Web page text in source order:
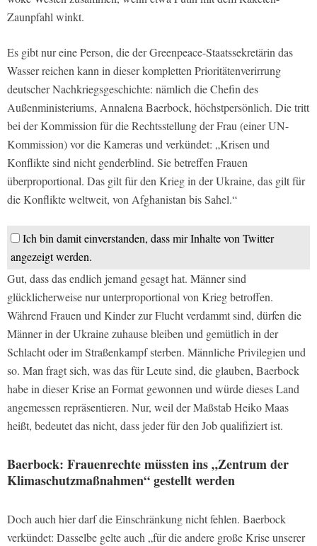
Zaunpfahl winkt.
Es gibt nur eine Person, die der Greenpeace-Staatssekretärin das
Wasser reichen kann in dieser kompletten Prioritätenverirrung
deutscher Nachkriegsgeschichte: nämlich die Chefin des
Außenministeriums, Annalena Baerbock, höchstpersönlich. Die tritt
bei der Kommission für die Rechtsstellung der Frau (einer UN-
Kommission) vor die Kameras und verkündet: „Krisen und
Konflikte sind nicht genderblind. Sie betreffen Frauen
überproportional. Das gilt für den Krieg in der Ukraine, das gilt für
die Konflikte weltweit, von Afghanistan bis Sahel.“
Ich bin damit einverstanden, dass mir Inhalte von Twitter
angezeigt werden.
Gut, dass das endlich jemand gesagt hat. Männer sind
glücklicherweise nur unterproportional von Krieg betroffen.
Während Frauen und Kinder zur Flucht verdammt sind, dürfen die
Männer in der Ukraine zuhause bleiben und gemütlich in der
Schlacht oder im Straßenkampf sterben. Männliche Privilegien und
so. Man fragt sich, was das für Leute sind, die glauben, Baerbock
habe in dieser Krise an Format gewonnen und würde dieses Land
angemessen repräsentieren. Nur, weil der Maßstab Heiko Maas
heißt, bedeutet das nicht, dass jeder für den Job qualifiziert ist.
Baerbock: Frauenrechte müssten ins „Zentrum der
Klimaschutzmaßnahmen“ gestellt werden
Doch auch hier darf die Einschränkung nicht fehlen. Baerbock
verkündet: Dasselbe gelte auch „für die andere große Krise unserer